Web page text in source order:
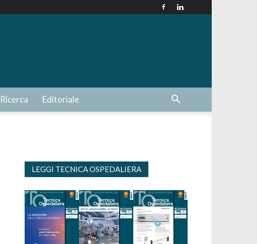
Ricerca Editoriale
LEGGI TECNICA OSPEDALIERA